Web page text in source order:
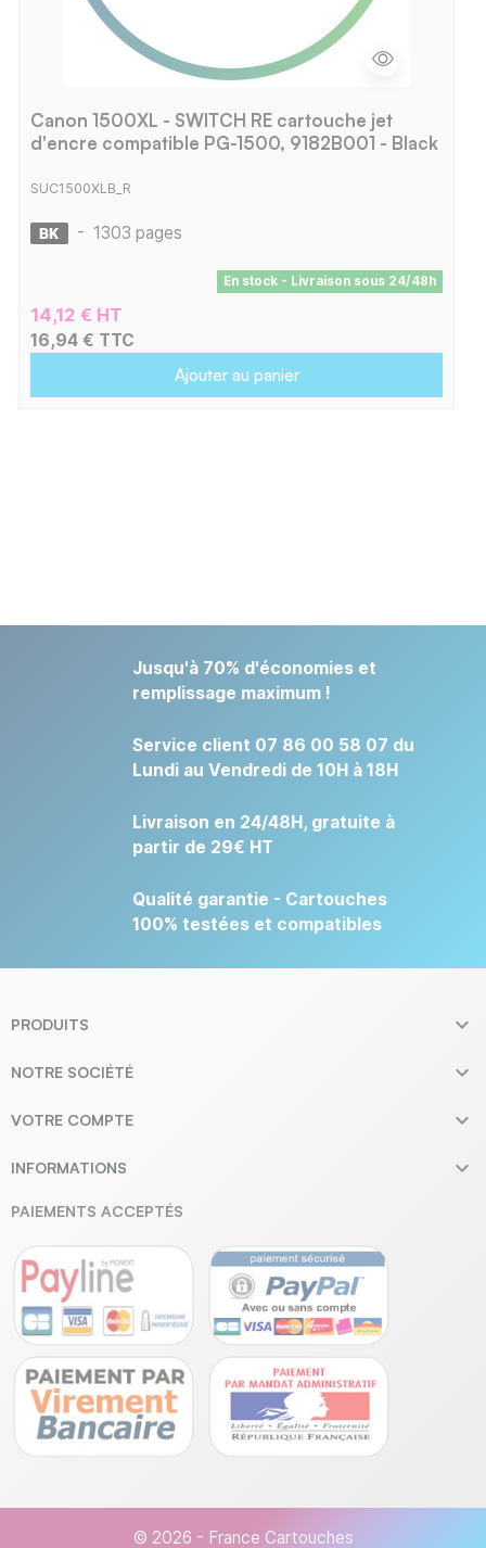
Canon 1500XL - SWITCH RE cartouche jet
d'encre compatible PG-1500, 9182B001 - Black
SUC1500XLB_R
- 1303 pages
En stock - Livraison sous 24/48h
14,12 € HT
16,94 € TTC
Ajouter au panier
Jusqu'à 70% d'économies et
remplissage maximum !
Service client 07 86 00 58 07 du
Lundi au Vendredi de 10H à 18H
Livraison en 24/48H, gratuite à
partir de 29€ HT
Qualité garantie - Cartouches
100% testées et compatibles
PRODUITS 
NOTRE SOCIÉTÉ 
VOTRE COMPTE 
INFORMATIONS 
PAIEMENTS ACCEPTÉS
© 2026 - France Cartouches